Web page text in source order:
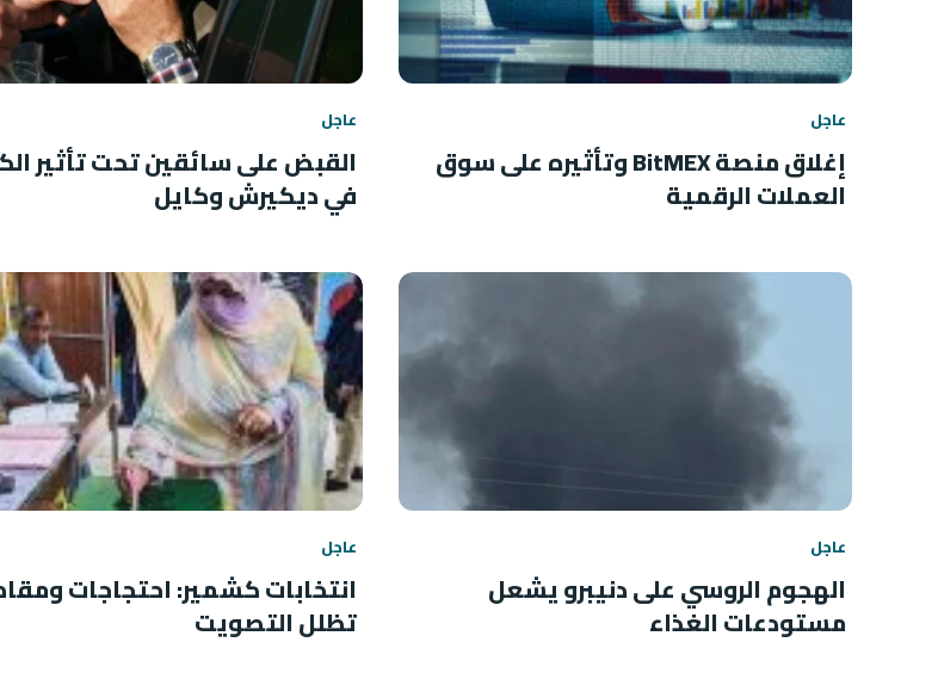
عاجل
إغلاق منصة BitMEX وتأثيره على سوق
العملات الرقمية
عاجل
القبض على سائقين تحت تأثير
في ديكيرش وكايل
عاجل
الهجوم الروسي على دنيبرو يشعل
مستودعات الغذاء
عاجل
انتخابات كشمير: احتجاجات
تظلل التصويت